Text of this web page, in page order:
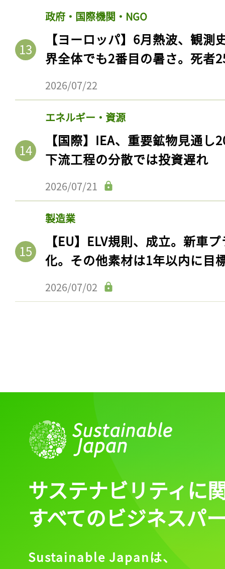
政府・国際機関・NGO
【ヨーロッパ】6月熱波、観
界全体でも2番目の暑さ。死者
2026/07/22
エネルギー・資源
【国際】IEA、重要鉱物見通
下流工程の分散では投資遅れ
2026/07/21
製造業
【EU】ELV規則、成立。新車
化。その他素材は1年以内に目
2026/07/02
サステナビリティに
すべてのビジネスパ
Sustainable Japanは、